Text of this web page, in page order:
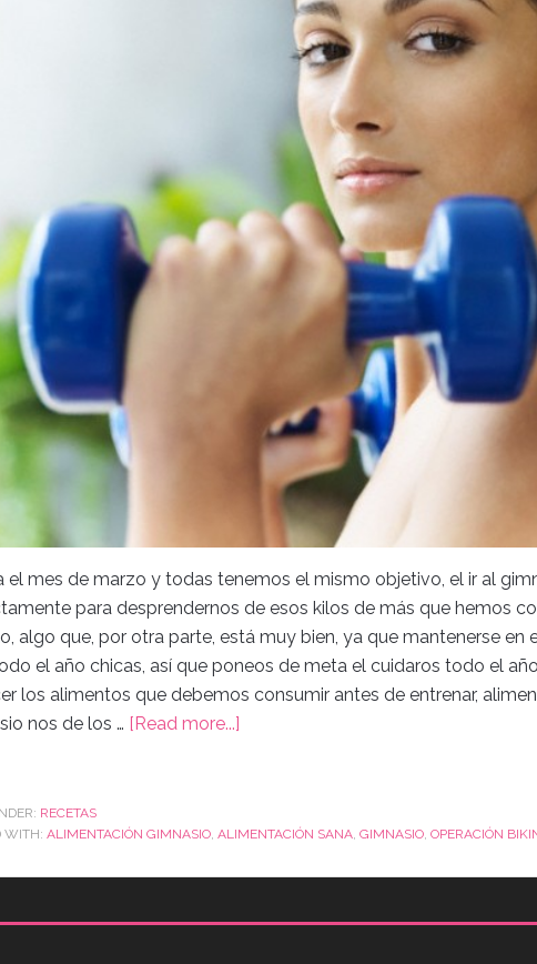
el mes de marzo y todas tenemos el mismo objetivo, el ir al
para desprendernos de esos kilos de más que hemos
algo que, por otra parte, está muy bien, ya que mantenerse en
el año chicas, así que poneos de meta el cuidaros todo el
los alimentos que debemos consumir antes de entrenar,
nos de los … [Read more...]
RECETAS
WITH: ALIMENTACIÓN GIMNASIO ALIMENTACIÓN SANA GIMNASIO OPERACIÓN